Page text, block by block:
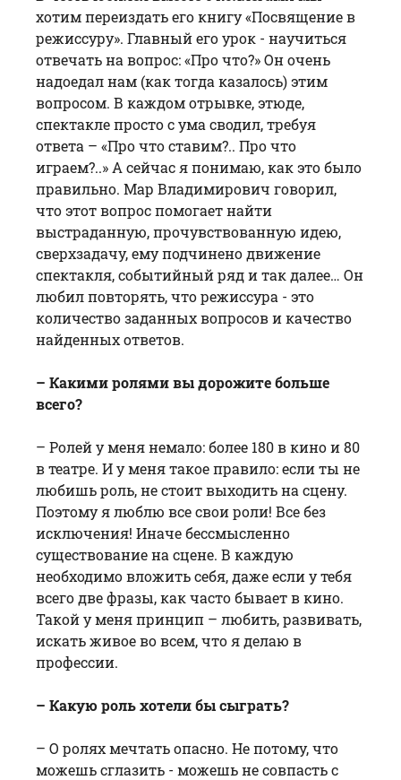
хотим переиздать его книгу «Посвящение в
режиссуру». Главный его урок - научиться
отвечать на вопрос: «Про что?» Он очень
надоедал нам (как тогда казалось) этим
вопросом. В каждом отрывке, этюде,
спектакле просто с ума сводил, требуя
ответа – «Про что ставим?.. Про что
играем?..» А сейчас я понимаю, как это было
правильно. Мар Владимирович говорил,
что этот вопрос помогает найти
выстраданную, прочувствованную идею,
сверхзадачу, ему подчинено движение
спектакля, событийный ряд и так далее… Он
любил повторять, что режиссура - это
количество заданных вопросов и качество
найденных ответов.
– Какими ролями вы дорожите больше
всего?
– Ролей у меня немало: более 180 в кино и 80
в театре. И у меня такое правило: если ты не
любишь роль, не стоит выходить на сцену.
Поэтому я люблю все свои роли! Все без
исключения! Иначе бессмысленно
существование на сцене. В каждую
необходимо вложить себя, даже если у тебя
всего две фразы, как часто бывает в кино.
Такой у меня принцип – любить, развивать,
искать живое во всем, что я делаю в
профессии.
– Какую роль хотели бы сыграть?
– О ролях мечтать опасно. Не потому, что
можешь сглазить - можешь не совпасть с